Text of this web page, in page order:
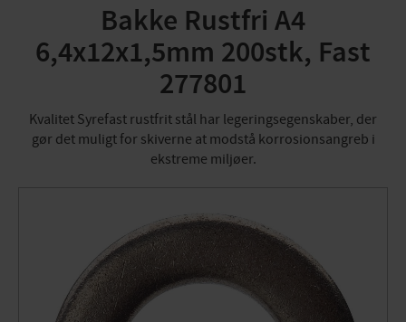
Bakke Rustfri A4
6,4x12x1,5mm 200stk, Fast
277801
Kvalitet Syrefast rustfrit stål har legeringsegenskaber, der
gør det muligt for skiverne at modstå korrosionsangreb i
ekstreme miljøer.